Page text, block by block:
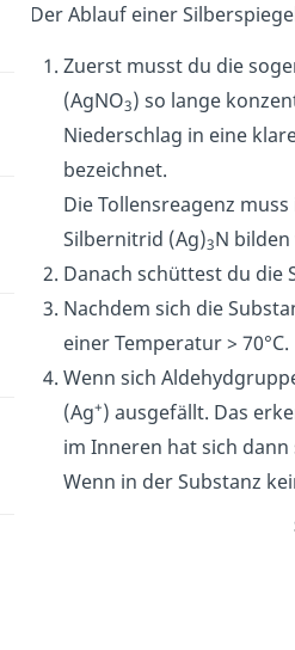
Der Ablauf einer
Zuerst musst du die
(AgNO3) so lange
Niederschlag in eine
bezeichnet.
Die Tollensreagenz
Silbernitrid (Ag)3N
Danach schüttest du die
Nachdem sich die
einer Temperatur > 70°C.
Wenn sich
(Ag+) ausgefällt. Das
im Inneren hat sich
Wenn in der Substanz